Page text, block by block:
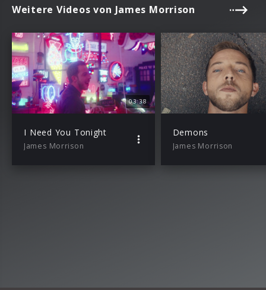
Weitere Videos von James Morrison
03:38
I Need You Tonight
James Morrison
Demons
James Morrison